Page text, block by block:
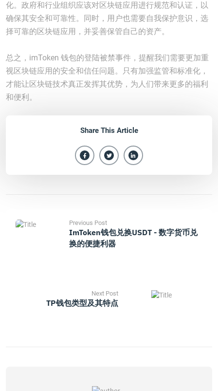
化。政府和行业组织应该对区块链应用进行规范和认证，以
确保其安全和可靠性。同时，用户也需要自我保护意识，选
择可靠的区块链应用，并妥善保管自己的资产。
总之，imToken 钱包的登陆被禁事件，提醒我们需要更加重
视区块链应用的安全和信任问题。只有加强监管和标准化，
才能让区块链技术真正发挥其优势，为人们带来更多的福利
和便利。
Share This Article
Previous Post
ImToken钱包兑换USDT - 数字货币兑
换的便捷利器
Next Post
TP钱包类型及其特点